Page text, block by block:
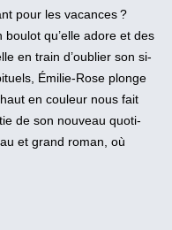
pour les vacances ?
qu’elle adore et des
en train d’oublier son si-
Émilie-Rose plonge
en couleur nous fait
de son nouveau quoti­
et grand roman, où